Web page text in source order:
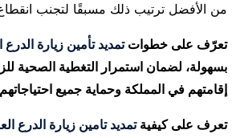
من الأفضل ترتيب ذلك مسبقًا لتجنب
تعرّف على خطواتتمديد تأمين زيارة الدرع
بسهولة، لضمان استمرار التغطية الصحية
إقامتهم في المملكة وحماية جميع
تعرف على كيفيةتمديد تامين زيارة الدرع